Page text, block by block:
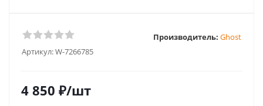
Артикул:W-7266785
Производитель: Ghost
4 850 ₽/шт